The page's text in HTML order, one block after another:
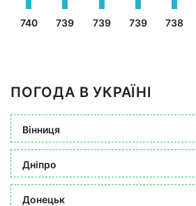
740 739 739 739 738
ПОГОДА В УКРАЇНІ
Вінниця
Дніпро
Донецьк